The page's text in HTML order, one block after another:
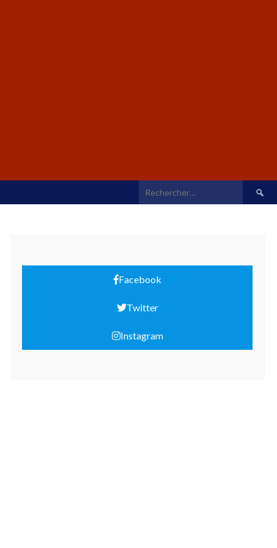
Facebook
Twitter
Instagram